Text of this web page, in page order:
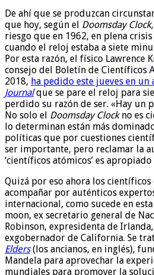
De ahí que se produzcan
que hoy, según el Doomsday Clock
riesgo que en 1962, en plena
cuando el reloj estaba a siete
Por esta razón, el físico Lawrence
consejo del Boletín de Científicos
2018, ha pedido este jueves en un
Journalque se pare el reloj para
perdido su razón de ser. «Hay un
No solo el Doomsday Clockno es
lo determinan están más
políticas que por cuestiones
ser importante, pero reclamar la
‘científicos atómicos’ es
Quizá por eso ahora los
acompañar por auténticos
internacional, como sucede en
moon, ex secretario general de
Robinson, expresidenta de
exgobernador de California. Se
Elders(los ancianos, en inglés),
Mandela para aprovechar la
mundiales para promover la